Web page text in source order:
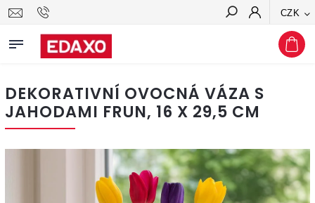
CZK
Hledat
DEKORATIVNÍ OVOCNÁ VÁZA S
JAHODAMI FRUN, 16 X 29,5 CM